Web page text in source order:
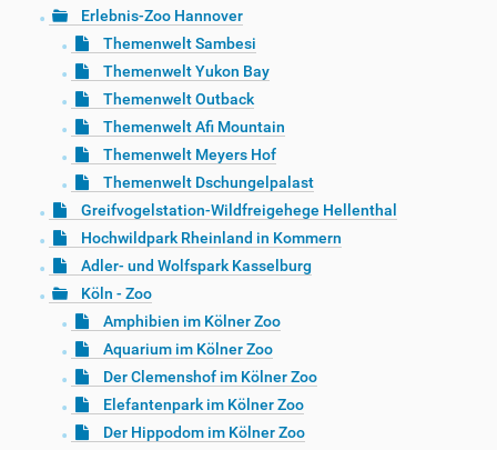
Erlebnis-Zoo Hannover
Themenwelt Sambesi
Themenwelt Yukon Bay
Themenwelt Outback
Themenwelt Afi Mountain
Themenwelt Meyers Hof
Themenwelt Dschungelpalast
Greifvogelstation-Wildfreigehege Hellenthal
Hochwildpark Rheinland in Kommern
Adler- und Wolfspark Kasselburg
Köln - Zoo
Amphibien im Kölner Zoo
Aquarium im Kölner Zoo
Der Clemenshof im Kölner Zoo
Elefantenpark im Kölner Zoo
Der Hippodom im Kölner Zoo